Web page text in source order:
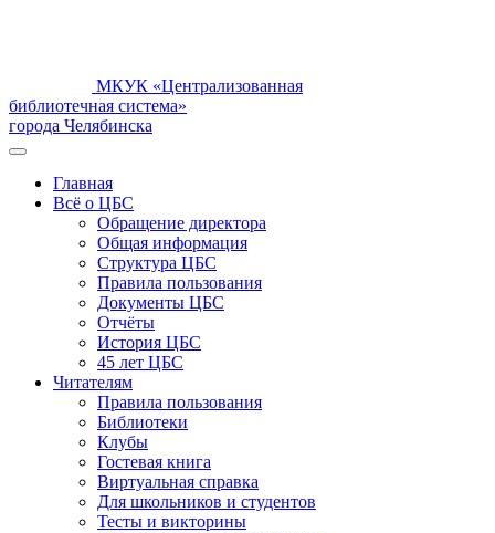
МКУК «Централизованная
библиотечная система»
города Челябинска
Главная
Всё о ЦБС
Обращение директора
Общая информация
Структура ЦБС
Правила пользования
Документы ЦБС
Отчёты
История ЦБС
45 лет ЦБС
Читателям
Правила пользования
Библиотеки
Клубы
Гостевая книга
Виртуальная справка
Для школьников и студентов
Тесты и викторины